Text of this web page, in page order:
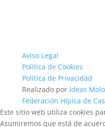
Aviso Legal
Política de Cookies
Política de Privacidad
Realizado por Ideas
Federación Hípica de
Este sitio web utiliza cookies
Asumiremos que está de